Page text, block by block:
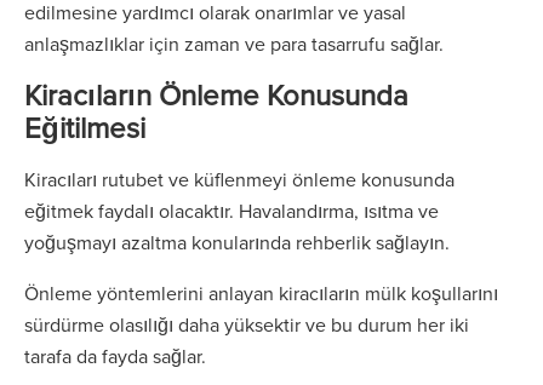
edilmesine yardımcı olarak onarımlar ve yasal
anlaşmazlıklar için zaman ve para tasarrufu sağlar.
Kiracıların Önleme Konusunda
Eğitilmesi
Kiracıları rutubet ve küflenmeyi önleme konusunda
eğitmek faydalı olacaktır. Havalandırma, ısıtma ve
yoğuşmayı azaltma konularında rehberlik sağlayın.
Önleme yöntemlerini anlayan kiracıların mülk koşullarını
sürdürme olasılığı daha yüksektir ve bu durum her iki
tarafa da fayda sağlar.